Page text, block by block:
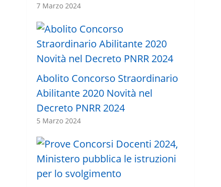
7 Marzo 2024
Abolito Concorso Straordinario
Abilitante 2020 Novità nel
Decreto PNRR 2024
5 Marzo 2024